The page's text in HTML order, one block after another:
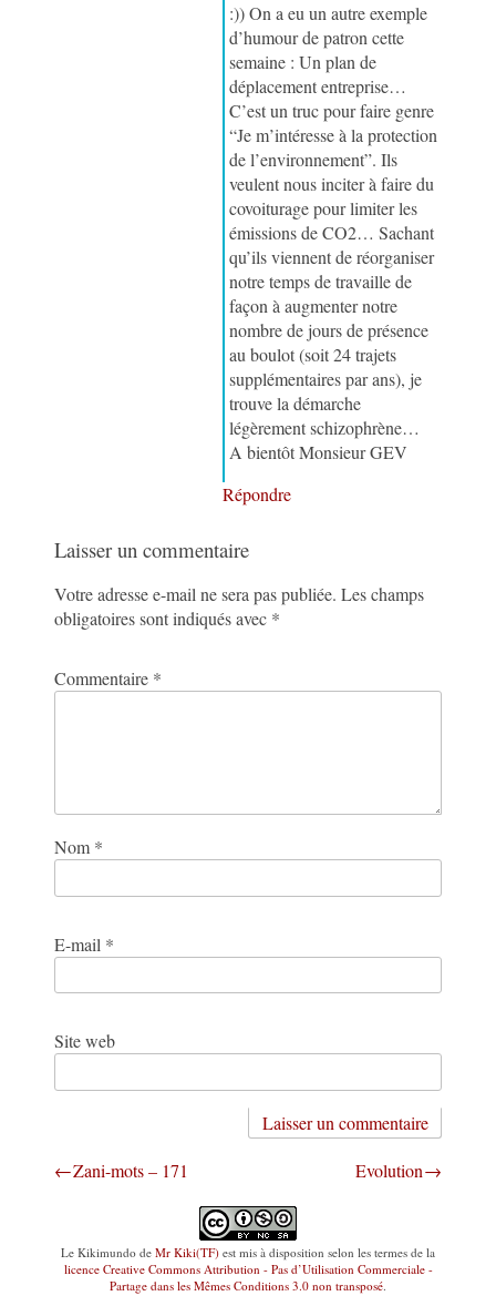
:)) On a eu un autre exemple
d’humour de patron cette
semaine : Un plan de
déplacement entreprise…
C’est un truc pour faire genre
“Je m’intéresse à la protection
de l’environnement”. Ils
veulent nous inciter à faire du
covoiturage pour limiter les
émissions de CO2… Sachant
qu’ils viennent de réorganiser
notre temps de travaille de
façon à augmenter notre
nombre de jours de présence
au boulot (soit 24 trajets
supplémentaires par ans), je
trouve la démarche
légèrement schizophrène…
A bientôt Monsieur GEV
Répondre
Laisser un commentaire
Votre adresse e-mail ne sera pas publiée. Les champs
obligatoires sont indiqués avec *
Commentaire *
Nom *
E-mail *
Site web
Navigation
l’article
Zani-mots – 171 Evolution
Le Kikimundo de Mr Kiki(TF) est mis à disposition selon les termes de la
licence Creative Commons Attribution - Pas d’Utilisation Commerciale -
Partage dans les Mêmes Conditions 3.0 non transposé